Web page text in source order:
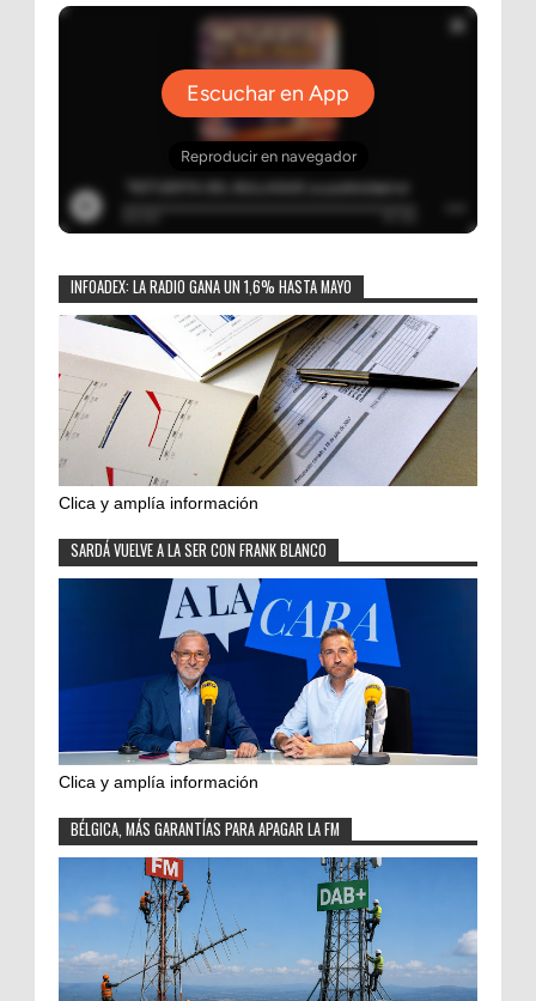
INFOADEX: LA RADIO GANA UN 1,6% HASTA MAYO
Clica y amplía información
SARDÁ VUELVE A LA SER CON FRANK BLANCO
Clica y amplía información
BÉLGICA, MÁS GARANTÍAS PARA APAGAR LA FM